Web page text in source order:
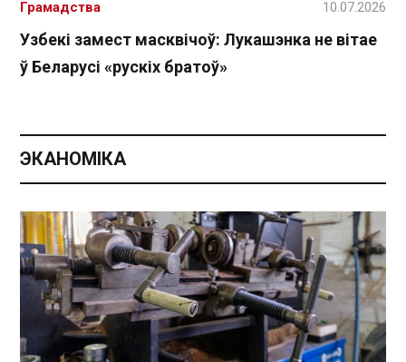
Узбекі замест масквічоў: Лукашэнка не вітае
ў Беларусі «рускіх братоў»
Грамадства 10.07.2026
ЭКАНОМІКА